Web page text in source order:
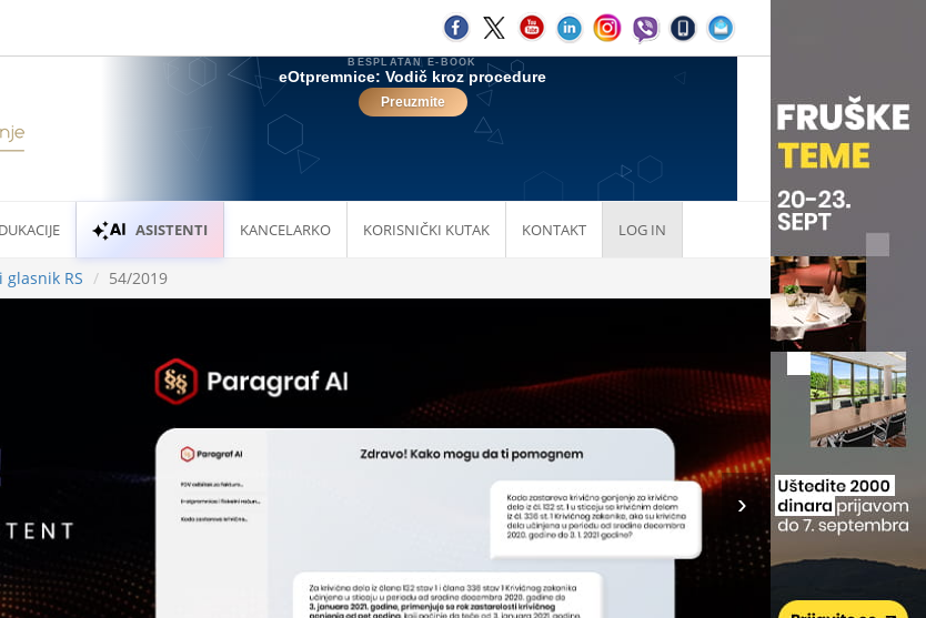
ASISTENTI KANCELARKO KORISNIČKI KUTAK KONTAKT LOG IN
glasnik RS 54/2019